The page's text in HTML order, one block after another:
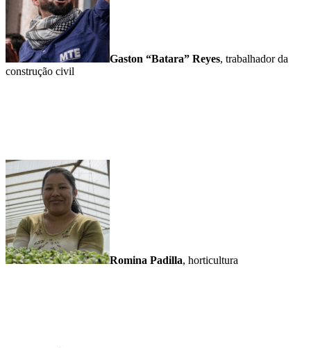
Gaston “Batara” Reyes, trabalhador da
construção civil
Romina Padilla, horticultura